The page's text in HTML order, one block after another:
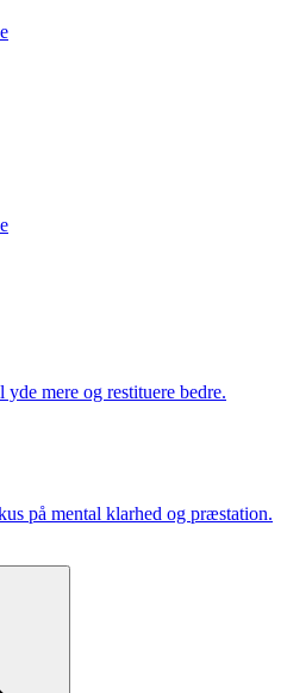
mere og restituere bedre.
på mental klarhed og præstation.